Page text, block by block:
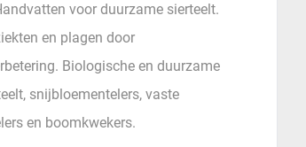
voor duurzame sierteelt.
en plagen door
Biologische en duurzame
snijbloementelers, vaste
en boomkwekers.